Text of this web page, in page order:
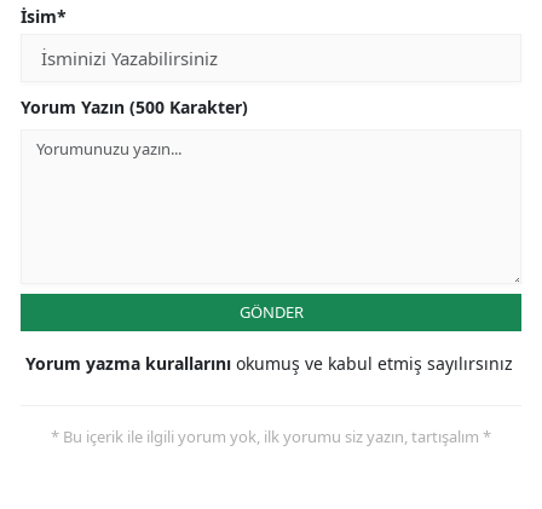
İsim*
Yorum Yazın (500 Karakter)
GÖNDER
Yorum yazma kurallarını okumuş ve kabul etmiş sayılırsınız
* Bu içerik ile ilgili yorum yok, ilk yorumu siz yazın, tartışalım *